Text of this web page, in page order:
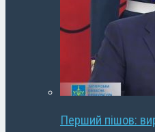
Перший пішов: